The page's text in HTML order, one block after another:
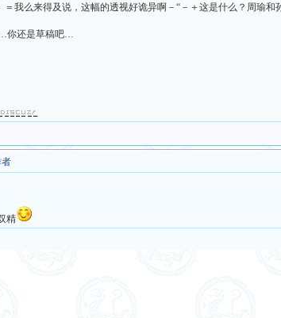
＝我么来得及说，这幅的透视好诡异啊－“－＋这是什么？周
…你还是草稿吧…
者
精